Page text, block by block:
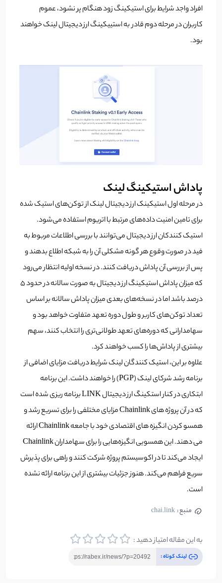
افراد واجد شرایط برای استیکینگ زود هنگام پر نشود، عموم
کاربران در مرحله دوم قادر به استییکینگ ارز دیجیتال لینک خواهند
بود.
پاداش استیکینگ لینک
در مرحله اول استیکینک ارز دیجیتال لینک از توکن‌‌های استیک شده
برای تامین امنیت داده‌های مرتبط با اتریوم استفاده می‌شود.
استیک کنندکان ارز دیجیتال می‌توانند با بررسی اطلاعات مربوط به
فید در صورت وقوع هر گونه مشکلی آن را به شبکه اطلاع بدهند و
پس از بررسی آن پاداش دریافت کنند. در نسخه اولیه انتظار می‌رود
که میزان پاداش استیکینگ ارز دیجیتال به صورت سالانه در حدود 5
درصد باشد اما در نسخه‌های بعدی میزان پاداش سالانه بر اساس
تعداد توکن‌های کاربر و طول دوره تعهد متفاوت خواهد بود و
سهامدارانی که دوره‌های تعهد طولانی‌تری را انتخاب کنند، سهم
بیشتری از پاداش‌ها را کسب خواهند کرد.
علاوه بر این، استیک کنندگان لینک شرایط دریافت مزایای اضافی از
برنامه رشد شرکای لینک (PGP) را خواهند داشت. این برنامه
ابتکاری در کنار استکینگ ارز دیجیتال LINK برنامه ریزی شده است
که در آن پروژه های Chainlink مزایای مختلفی را برای تسریع رشد و
همسو کردن انگیزه های اقتصادی خود با جامعه Chainlink ارائه
می دهند. این همسویی انگیزه‌هایی را برای سهامداران Chainlink
ایجاد می‌کند تا در اکوسیستم پروژه شرکت کنند و راهی برای پذیرش
سریع فراهم می‌کند. هنوز جزئیات بیشتری از این برنامه ارائه نشده
است.
منبع : chai.link
به این مقاله امتیاز دهید :
لینک کوتاه :